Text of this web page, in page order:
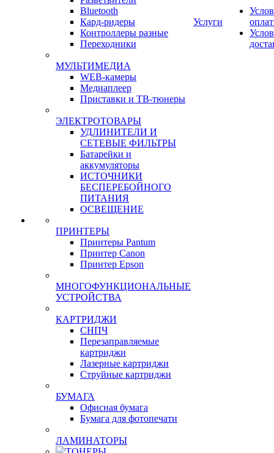
КОНТРОЛЕРЫ
Кабели
Разветвители
Bluetooth
Кард-ридеры
Контроллеры разные
Переходники
МУЛЬТИМЕДИА
WEB-камеры
Медиаплеер
Приставки и ТВ-тюнеры
ЭЛЕКТРОТОВАРЫ
УДЛИНИТЕЛИ И
СЕТЕВЫЕ ФИЛЬТРЫ
Батарейки и
аккумуляторы
ИСТОЧНИКИ
БЕСПЕРЕБОЙНОГО
ПИТАНИЯ
ОСВЕЩЕНИЕ
ПРИНТЕРЫ
Принтеры Pantum
Принтер Canon
Принтер Epson
МНОГОФУНКЦИОНАЛЬНЫЕ
УСТРОЙСТВА
КАРТРИДЖИ
СНПЧ
картриджи
Лазерные картриджи
Струйные картриджи
БУМАГА
Услуги